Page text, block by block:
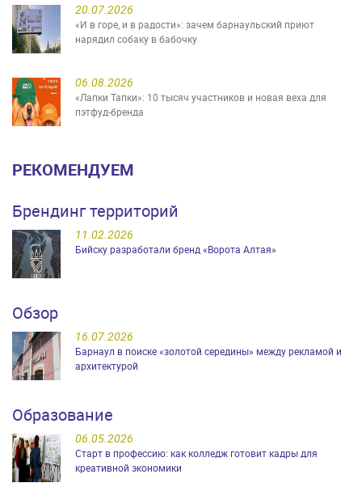
20.07.2026
«И в горе, и в радости»: зачем барнаульский приют
нарядил собаку в бабочку
06.08.2026
«Лапки Тапки»: 10 тысяч участников и новая веха для
пэтфуд-бренда
РЕКОМЕНДУЕМ
Брендинг территорий
11.02.2026
Бийску разработали бренд «Ворота Алтая»
Обзор
16.07.2026
Барнаул в поиске «золотой середины» между рекламой и
архитектурой
Образование
06.05.2026
Старт в профессию: как колледж готовит кадры для
креативной экономики